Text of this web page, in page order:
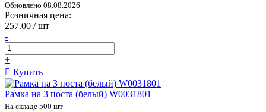
Обновлено 08.08.2026
Розничная цена:
257.00 / шт
-
+
Купить
Рамка на 3 поста (белый) W0031801
На складе 500 шт